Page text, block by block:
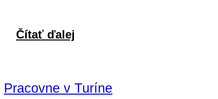
Čítať ďalej
Pracovne v Turíne